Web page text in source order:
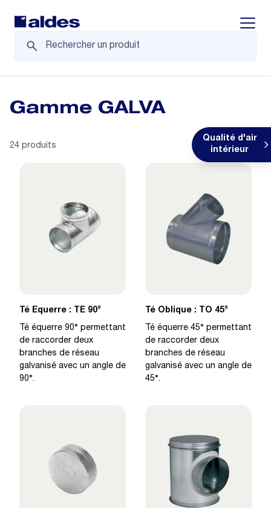
Qualité d'air
intérieur
Gamme GALVA
24 produits
Té Equerre : TE 90°
Té équerre 90° permettant
de raccorder deux
branches de réseau
galvanisé avec un angle de
90°.
Té Oblique : TO 45°
Té équerre 45° permettant
de raccorder deux
branches de réseau
galvanisé avec un angle de
45°.